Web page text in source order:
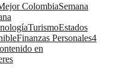
ColombiaSemana
TurismoEstados
Finanzas Personales4
en